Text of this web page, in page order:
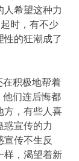
人希望这种力
时，有不少
性的狂潮成了
在积极地帮着
他们连后悔都
方，有些人喜
惑宣传的力
宣传不生反
样，渴望着新